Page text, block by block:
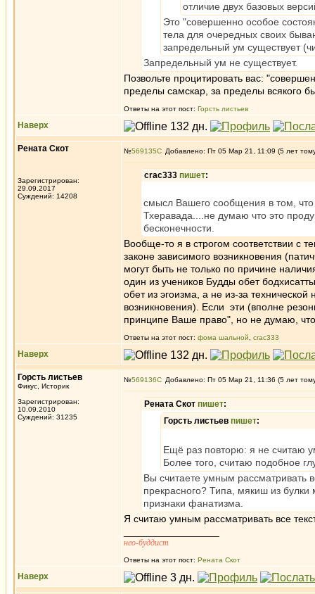
отличие двух базовых
Это "совершенно особое
тела для очередных своих
запредельный ум существует
Запредельный ум не существует.
Позвольте процитировать вас:
пределы самскар, за пределы всякого
Ответы на этот пост: Горсть листьев
Наверх
Рената Скот
Зарегистрирован:
29.09.2017
Суждений: 14208
№569135 Добавлено: Пт 05 Мар 21, 11:09 (5 лет
crac333 пишет:
смысл Вашего сообщения в том,
Тхеравада....не думаю что это
бесконечности.
Вообще-то я в строгом соответствии с
законе зависимого возникновения
могут быть не только по причине
один из учеников Будды обет
обет из эгоизма, а не из-за
возникновения). Если эти (вполне
принципе Ваше право", но не думаю, что
Ответы на этот пост: фома шальной crac333
Наверх
Горсть листьев
Фикус, Историк
Зарегистрирован:
10.09.2010
Суждений: 31235
№569136 Добавлено: Пт 05 Мар 21, 11:36 (5 лет
Рената Скот пишет:
Горсть листьев пишет:
Ещё раз повторю: я не считаю
Более того, считаю подобное
Вы считаете умным рассматривать
прекрасного? Типа, мякиш из булки
признаки фанатизма.
Я считаю умным рассматривать все
нео-буддист
Ответы на этот пост: Рената Скот
Наверх